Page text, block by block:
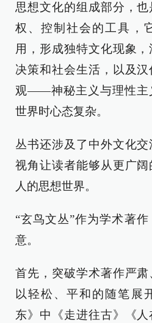
思想文化的组成部分，
权、控制社会的工具，
用，形成独特文化现象
决策和社会生活，以及
观——神秘主义与理性主
世界时心态复杂。
丛书还涉及了中外文化
视角让读者能够从更广
人的思想世界。
“玄鸟文丛”作为学术著
意。
首先，突破学术著作严肃
以轻松、平和的随笔展
东》中《走进往古》《